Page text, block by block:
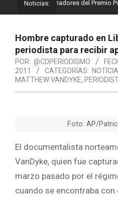
Noticias:
son los ganadores del Premio
Hombre capturado en
periodista para recibir
POR: @CDPERIODISMO
2011
CATEGORÍAS:
MATTHEW VANDYKE,
Foto: AP/
El documentalista
VanDyke, quien fue
marzo pasado por el
cuando se encontraba